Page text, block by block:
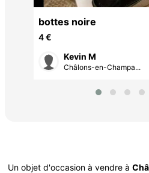
bottes noire
4 €
Kevin M
Châlons-en-Champa...
Un objet d'occasion à vendre à